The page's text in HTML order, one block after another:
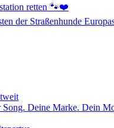
retten 🐾❤️
der Straßenhunde
Deine Marke. Dein